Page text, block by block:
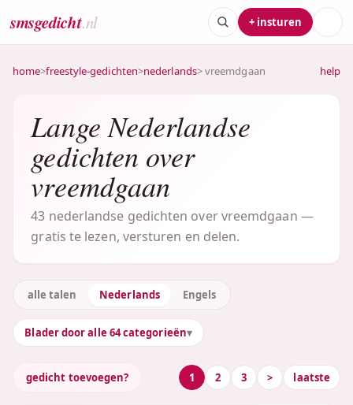
smsgedicht.nl + insturen
home>freestyle-gedichten>nederlands> vreemdgaan help
Lange Nederlandse
gedichten over
vreemdgaan
43 nederlandse gedichten over vreemdgaan —
gratis te lezen, versturen en delen.
alle talen Nederlands Engels
Blader door alle 64 categorieën
gedicht toevoegen? 1 2 3 > laatste